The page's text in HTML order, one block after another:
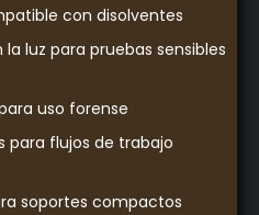
con disolventes
luz para pruebas sensibles
uso forense
para flujos de trabajo
soportes compactos